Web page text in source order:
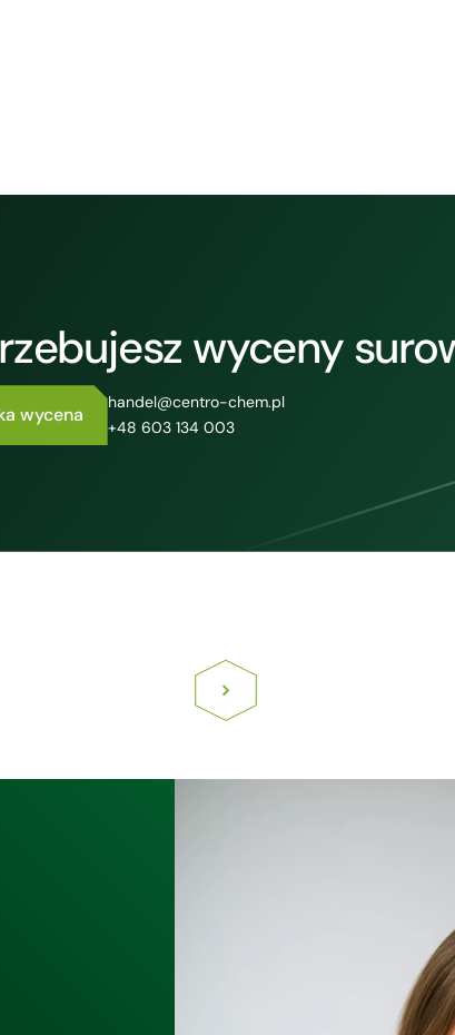
wyceny
wycena
handel@centro-chem.pl
+48 603 134 003